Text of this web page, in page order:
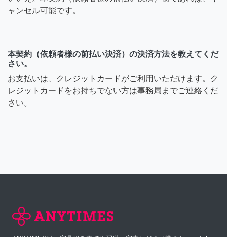
ャンセル可能です。
本契約（依頼者様の前払い決済）の決済方法を教えてくだ
さい。
お支払いは、クレジットカードがご利用いただけます。ク
レジットカードをお持ちでない方は事務局までご連絡くだ
さい。